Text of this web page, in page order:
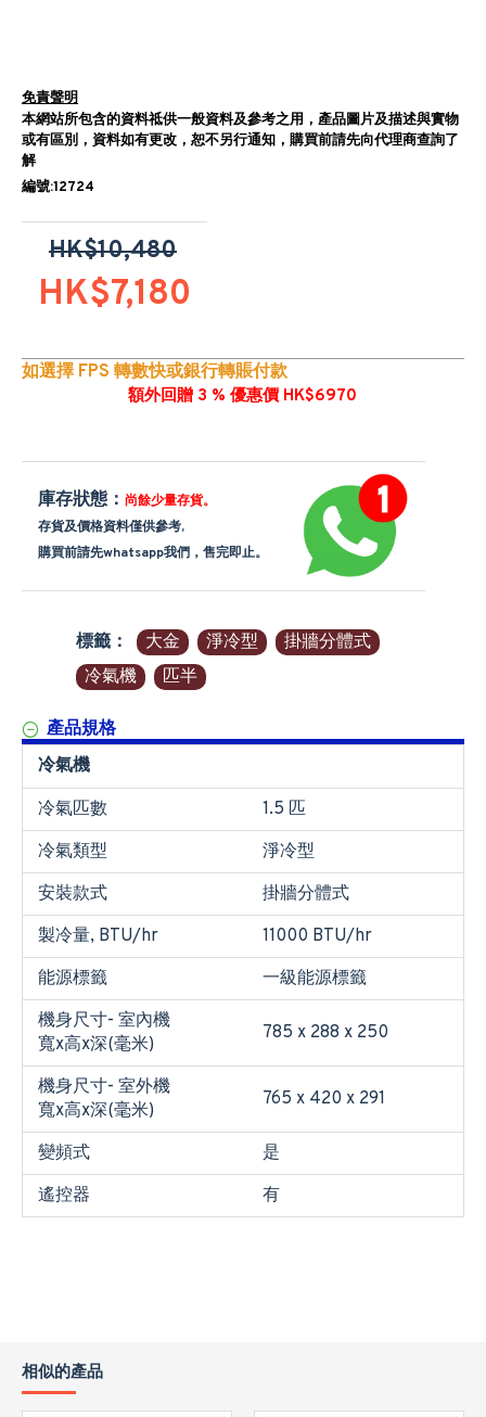
免責聲明
本網站所包含的資料祗供一般資料及參考之用，產品圖片及描述與實物
或有區別，資料如有更改，恕不另行通知，購買前請先向代理商查詢了
解
編號:12724
HK$7,180
HK$10,480
如選擇 FPS 轉數快或銀行轉賬付款
額外回贈 3 % 優惠價 HK$6970
庫存狀態： 尚餘少量存貨。
存貨及價格資料僅供參考,
購買前請先whatsapp我們，售完即止。
標籤： 大金 淨冷型
掛牆分體式
冷氣機
匹半
產品規格
冷氣機
冷氣匹數
1.5 匹
冷氣類型
淨冷型
安裝款式
掛牆分體式
製冷量, BTU/hr
11000 BTU/hr
能源標籤
一級能源標籤
機身尺寸- 室內機
寬x高x深(毫米)
785 x 288 x 250
機身尺寸- 室外機
寬x高x深(毫米)
765 x 420 x 291
變頻式
是
遙控器
有
相似的產品